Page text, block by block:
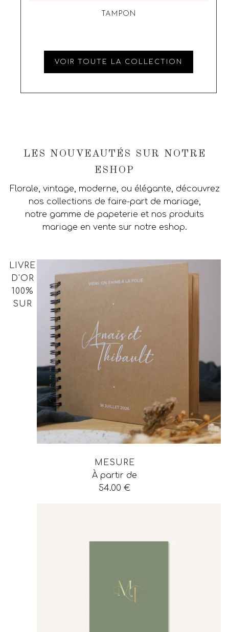
TAMPON
VOIR TOUTE LA COLLECTION
LES NOUVEAUTÉS SUR NOTRE
ESHOP
Florale, vintage, moderne, ou élégante, découvrez
nos collections de faire-part de mariage,
notre gamme de papeterie et nos produits
mariage en vente sur notre eshop.
LIVRE
D'OR
100%
SUR
MESURE
À partir de
54.00 €